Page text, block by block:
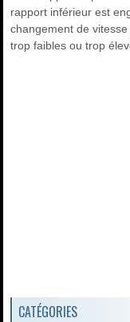
rapport inférieur est
changement de
trop faibles ou trop
CATÉGORIES